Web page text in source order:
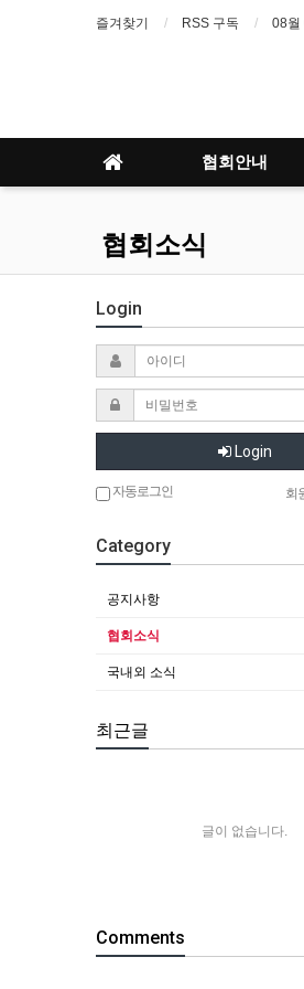
즐겨찾기 RSS 구독 08월
협회안내
협회소식
Login
Login
자동로그인 회
Category
공지사항
협회소식
국내외 소식
최근글
글이 없습니다.
Comments